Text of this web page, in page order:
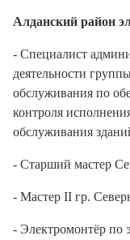
Алданский район
- Специалист
деятельности
обслуживания по
контроля
обслуживания
- Старший мастер
- Мастер II гр.
- Электромонтёр по